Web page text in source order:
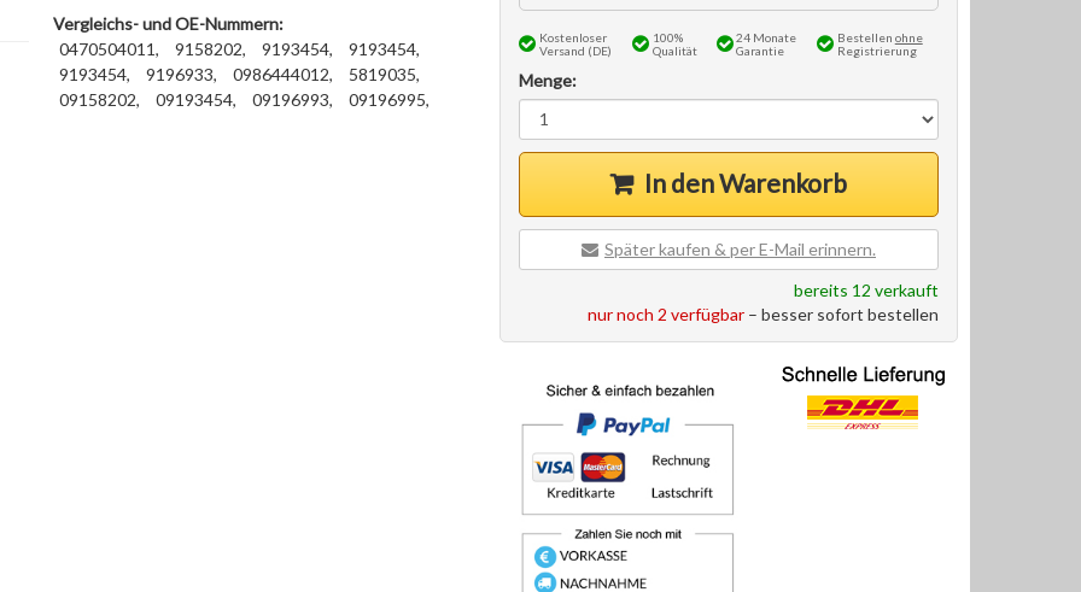
Vergleichs- und OE-Nummern:
0470504011,
9158202, 9193454,
9193454,
9193454,
9196933, 0986444012,
5819035,
09158202,
09193454, 09196993, 09196995,
Kostenloser
Versand (DE)
100%
Qualität
24 Monate
Garantie
Bestellen ohne
Registrierung
Menge:
In den Warenkorb
Später kaufen & per E-Mail erinnern.
bereits 12 verkauft
nur noch 2 verfügbar – besser sofort bestellen